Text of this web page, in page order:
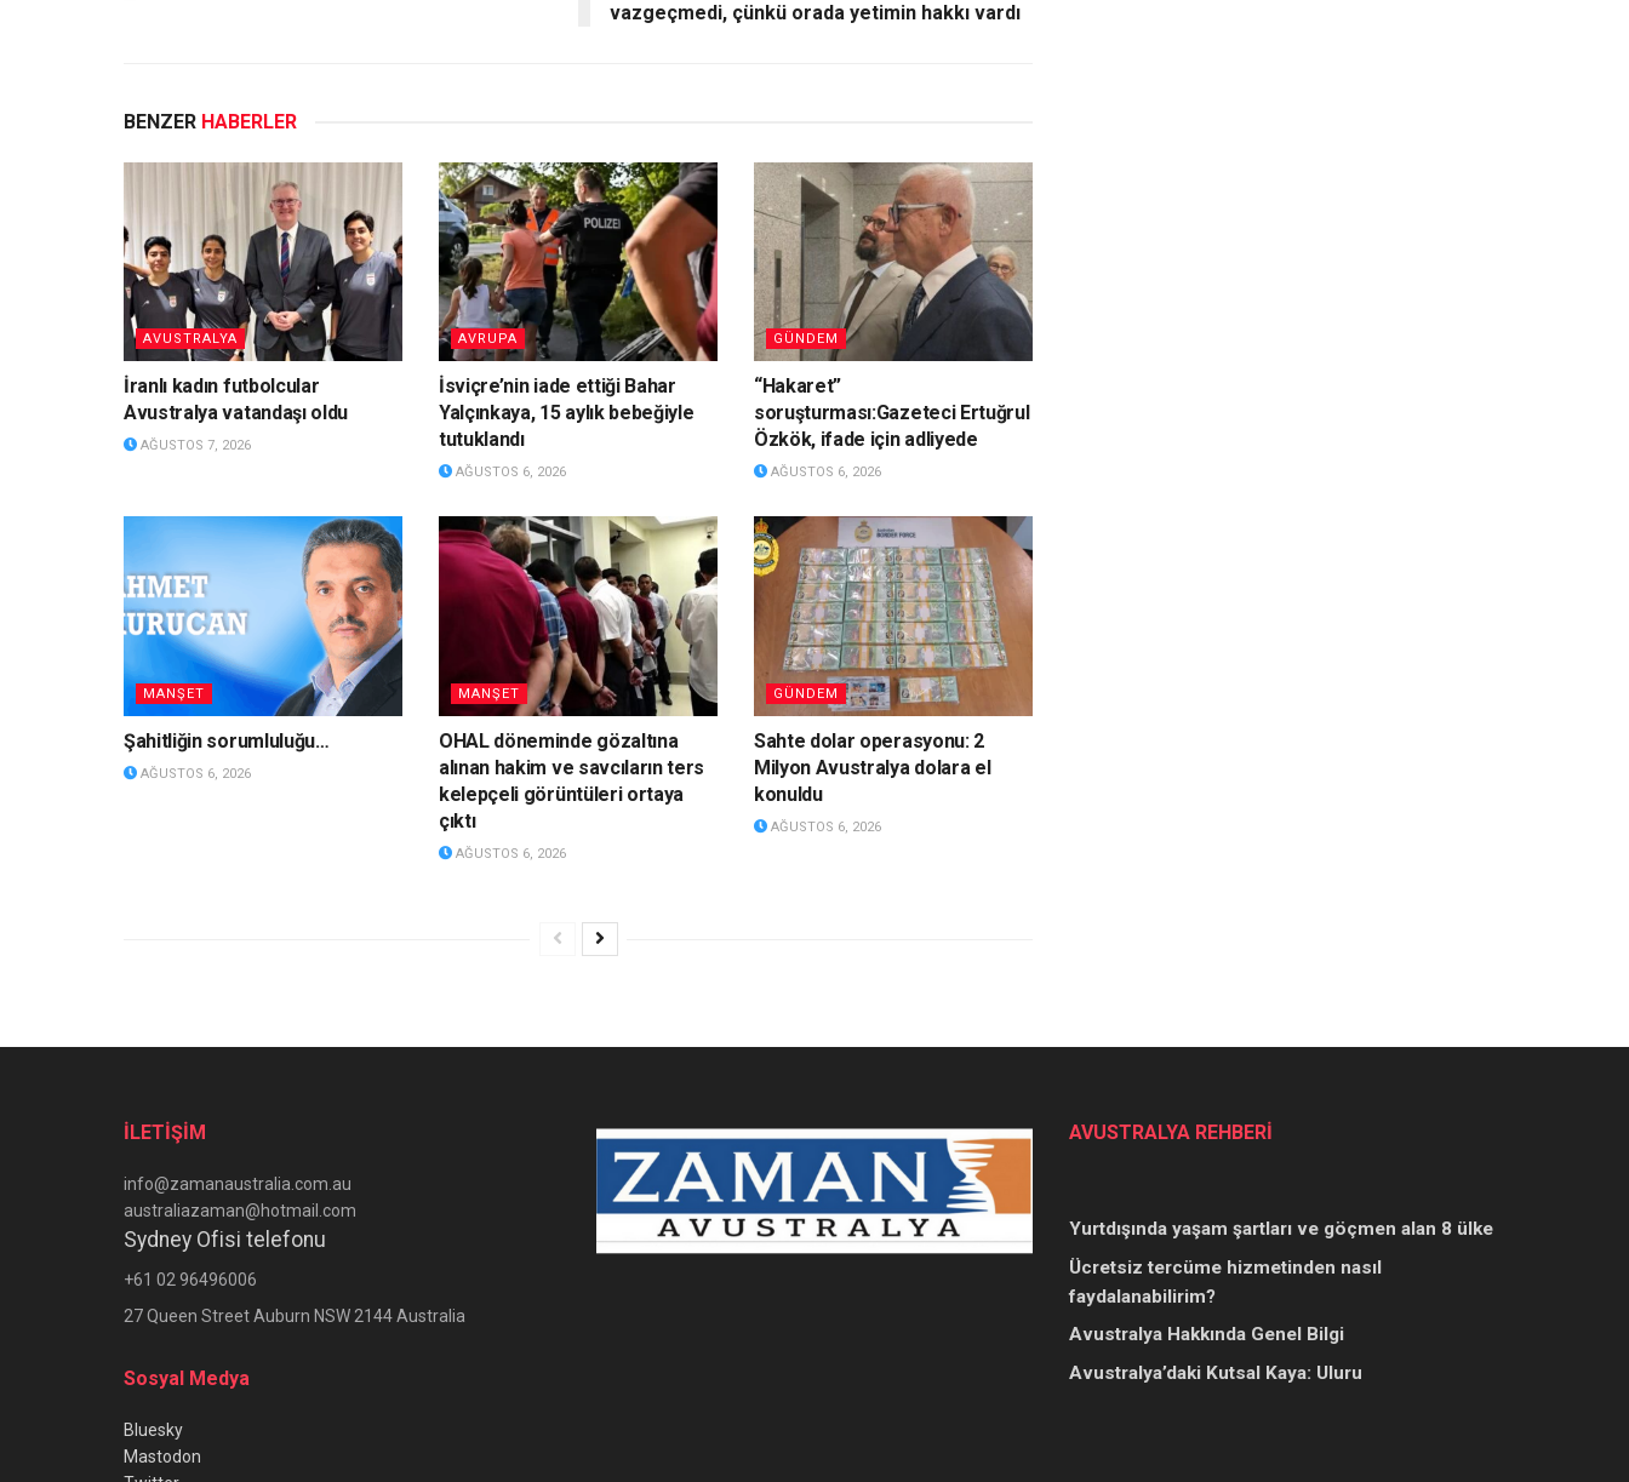
vazgeçmedi, çünkü orada yetimin hakkı vardı
BENZER HABERLER
AVUSTRALYA
İranlı kadın futbolcular
Avustralya vatandaşı oldu
AĞUSTOS 7, 2026
AVRUPA
İsviçre’nin iade ettiği Bahar
Yalçınkaya, 15 aylık bebeğiyle
tutuklandı
AĞUSTOS 6, 2026
GÜNDEM
“Hakaret”
soruşturması:Gazeteci Ertuğrul
Özkök, ifade için adliyede
AĞUSTOS 6, 2026
MANŞET
Şahitliğin sorumluluğu…
AĞUSTOS 6, 2026
MANŞET
OHAL döneminde gözaltına
alınan hakim ve savcıların ters
kelepçeli görüntüleri ortaya
çıktı
AĞUSTOS 6, 2026
GÜNDEM
Sahte dolar operasyonu: 2
Milyon Avustralya dolara el
konuldu
AĞUSTOS 6, 2026
İLETİŞİM
info@zamanaustralia.com.au
australiazaman@hotmail.com
Sydney Ofisi telefonu
+61 02 96496006
27 Queen Street Auburn NSW 2144 Australia
Sosyal Medya
Bluesky
Mastodon
AVUSTRALYA REHBERİ
Yurtdışında yaşam şartları ve göçmen alan 8 ülke
Ücretsiz tercüme hizmetinden nasıl
faydalanabilirim?
Avustralya Hakkında Genel Bilgi
Avustralya’daki Kutsal Kaya: Uluru